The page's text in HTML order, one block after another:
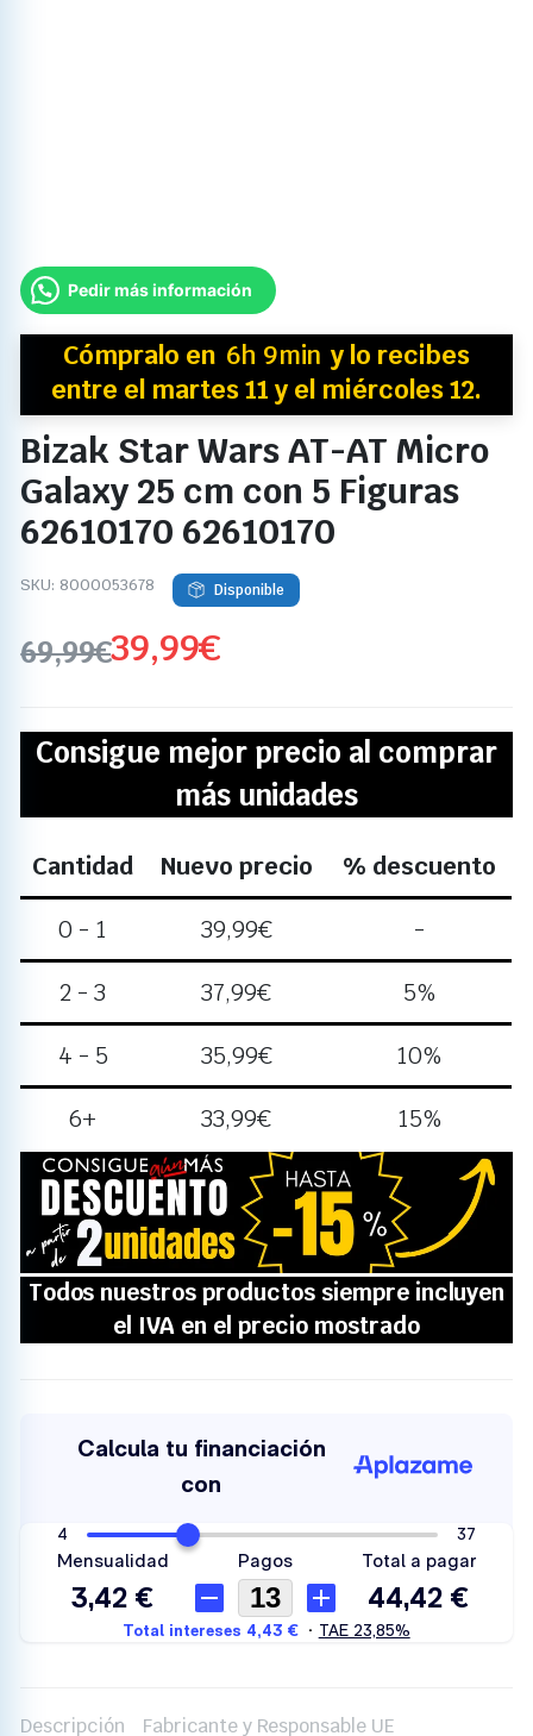
Pedir más información
Cómpralo en 6h 9min y lo recibes
entre el martes 11 y el miércoles 12.
Bizak Star Wars AT-AT Micro
Galaxy 25 cm con 5 Figuras
62610170 62610170
SKU: 8000053678 Disponible
69,99€39,99€
Consigue mejor precio al comprar
más unidades
Cantidad Nuevo precio % descuento
0 - 1 39,99€ -
2 - 3 37,99€ 5%
4 - 5 35,99€ 10%
6+ 33,99€ 15%
Descripción Fabricante y Responsable UE